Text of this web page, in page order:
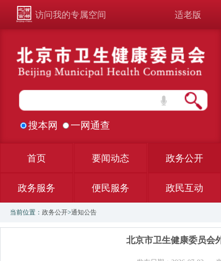
访问我的专属空间 适老版
搜本网 一网通查
首页 要闻动态 政务公开
政务服务 便民服务 政民互动
当前位置： 政务公开>通知公告
北京市卫生健康委员会